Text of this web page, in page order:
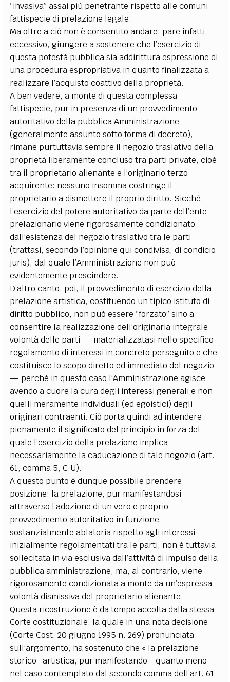
“invasiva” assai più penetrante rispetto alle comuni
fattispecie di prelazione legale.
Ma oltre a ciò non è consentito andare: pare infatti
eccessivo, giungere a sostenere che l’esercizio di
questa potestà pubblica sia addirittura espressione di
una procedura espropriativa in quanto finalizzata a
realizzare l’acquisto coattivo della proprietà.
A ben vedere, a monte di questa complessa
fattispecie, pur in presenza di un provvedimento
autoritativo della pubblica Amministrazione
(generalmente assunto sotto forma di decreto),
rimane purtuttavia sempre il negozio traslativo della
proprietà liberamente concluso tra parti private, cioè
tra il proprietario alienante e l’originario terzo
acquirente: nessuno insomma costringe il
proprietario a dismettere il proprio diritto. Sicché,
l’esercizio del potere autoritativo da parte dell’ente
prelazionario viene rigorosamente condizionato
dall’esistenza del negozio traslativo tra le parti
(trattasi, secondo l’opinione qui condivisa, di condicio
juris), dal quale l’Amministrazione non può
evidentemente prescindere.
D’altro canto, poi, il provvedimento di esercizio della
prelazione artistica, costituendo un tipico istituto di
diritto pubblico, non può essere “forzato” sino a
consentire la realizzazione dell’originaria integrale
volontà delle parti — materializzatasi nello specifico
regolamento di interessi in concreto perseguito e che
costituisce lo scopo diretto ed immediato del negozio
— perché in questo caso l’Amministrazione agisce
avendo a cuore la cura degli interessi generali e non
quelli meramente individuali (ed egoistici) degli
originari contraenti. Ciò porta quindi ad intendere
pienamente il significato del principio in forza del
quale l’esercizio della prelazione implica
necessariamente la caducazione di tale negozio (art.
61, comma 5, C.U).
A questo punto è dunque possibile prendere
posizione: la prelazione, pur manifestandosi
attraverso l’adozione di un vero e proprio
provvedimento autoritativo in funzione
sostanzialmente ablatoria rispetto agli interessi
inizialmente regolamentati tra le parti, non è tuttavia
sollecitata in via esclusiva dall’attività di impulso della
pubblica amministrazione, ma, al contrario, viene
rigorosamente condizionata a monte da un’espressa
volontà dismissiva del proprietario alienante.
Questa ricostruzione è da tempo accolta dalla stessa
Corte costituzionale, la quale in una nota decisione
(Corte Cost. 20 giugno 1995 n. 269) pronunciata
sull’argomento, ha sostenuto che « la prelazione
storico- artistica, pur manifestando - quanto meno
nel caso contemplato dal secondo comma dell’art. 61